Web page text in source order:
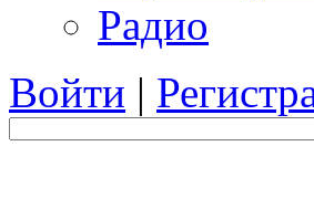
Радио
Войти |